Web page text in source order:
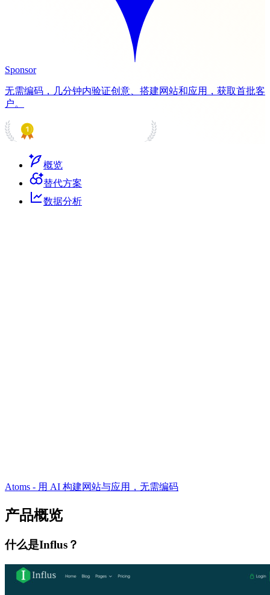
Sponsor
无需编码，几分钟内验证创意、搭建网站和应用，获取首批客
户。
概览
替代方案
数据分析
Atoms - 用 AI 构建网站与应用，无需编码
产品概览
什么是Influs？